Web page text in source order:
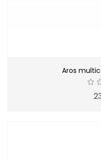
Aros